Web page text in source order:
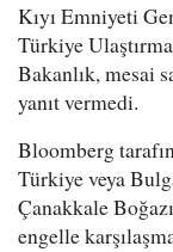
Kıyı Emniyeti
Türkiye
Bakanlık, mesai
yanıt vermedi.
Bloomberg
Türkiye veya
Çanakkale
engelle